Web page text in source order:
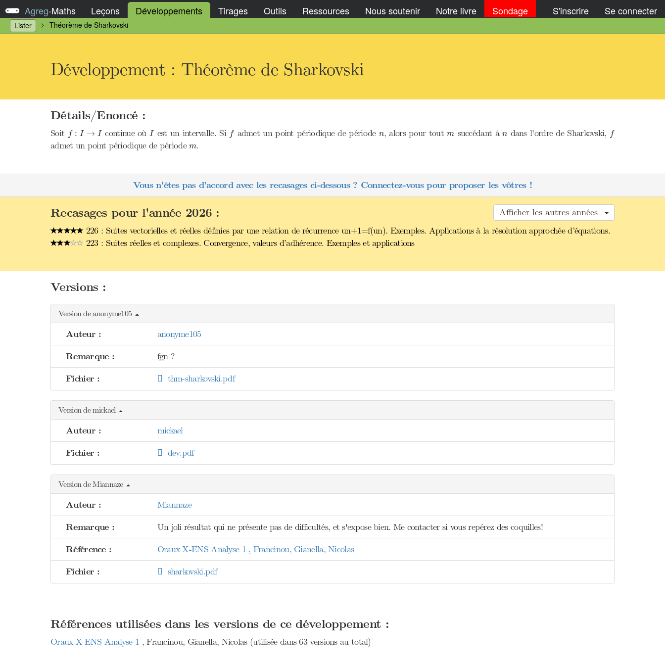
Agreg-Maths Leçons Développements Tirages Outils Ressources Nous soutenir Notre livre Sondage S'inscrire Se connecter
Lister Théorème de Sharkovski
Développement : Théorème de Sharkovski
Détails/Enoncé :
Soit f : I → I
:I→I continue oùI
I est un intervalle. Si f
f admet un point périodique de période n
n, alors pour toutm
m succédant àn
n dans l'ordre de Sharkovski, f
admet un point périodique de périodem
m.
Vous n'êtes pas d'accord avec les recasages ci-dessous ? Connectez-vous pour proposer les vôtres !
Afficher les autres années
Recasages pour l'année 2026 :
226 : Suites vectorielles et réelles définies par une relation de récurrence un+1=f(un). Exemples. Applications à la résolution approchée d’équations.
223 : Suites réelles et complexes. Convergence, valeurs d’adhérence. Exemples et applications
Versions :
Version de anonyme105
Auteur : anonyme105
Remarque : fgn ?
Fichier : thm-sharkovski.pdf
Version de mickael
Auteur : mickael
Fichier : dev.pdf
Version de Miannaze
Auteur : Miannaze
Remarque : Un joli résultat qui ne présente pas de difficultés, et s'expose bien. Me contacter si vous repérez des coquilles!
Référence : Oraux X-ENS Analyse 1 , Francinou, Gianella, Nicolas
Fichier : sharkovski.pdf
Références utilisées dans les versions de ce développement :
Oraux X-ENS Analyse 1 , Francinou, Gianella, Nicolas (utilisée dans 63 versions au total)